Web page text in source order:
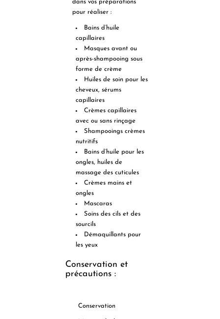
dans vos préparations
pour réaliser :
Bains d’huile
capillaires
Masques avant ou
après-shampooing sous
forme de crème
Huiles de soin pour les
cheveux, sérums
capillaires
Crèmes capillaires
avec ou sans rinçage
Shampooings crèmes
nutritifs
Bains d’huile pour les
ongles, huiles de
massage des cuticules
Crèmes mains et
ongles
Mascaras
Soins des cils et des
sourcils
Démaquillants pour
les yeux
Conservation et
précautions :
Conservation